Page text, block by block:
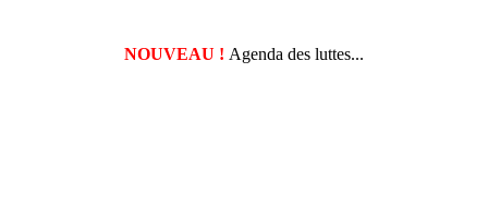
NOUVEAU ! Agenda des luttes...